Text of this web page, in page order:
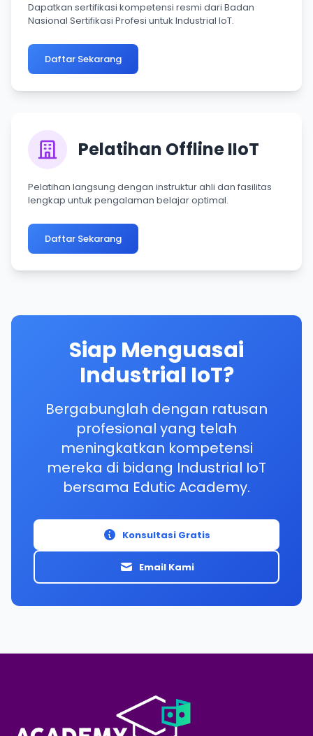
Dapatkan sertifikasi kompetensi resmi dari Badan
Nasional Sertifikasi Profesi untuk Industrial IoT.
Daftar Sekarang
Pelatihan Offline IIoT
Pelatihan langsung dengan instruktur ahli dan fasilitas
lengkap untuk pengalaman belajar optimal.
Daftar Sekarang
Siap Menguasai
Industrial IoT?
Bergabunglah dengan ratusan
profesional yang telah
meningkatkan kompetensi
mereka di bidang Industrial IoT
bersama Edutic Academy.
Konsultasi Gratis
Email Kami